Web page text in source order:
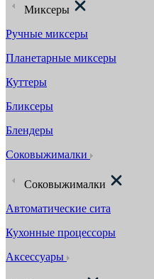
Миксеры
Ручные миксеры
Планетарные миксеры
Куттеры
Бликсеры
Блендеры
Соковыжималки
Соковыжималки
Автоматические сита
Кухонные процессоры
Аксессуары